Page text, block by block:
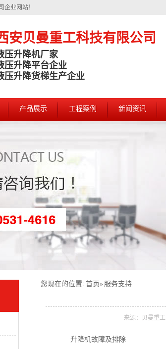
企业网站！
安贝曼重工科技有限公司
压升降机厂家
压升降平台企业
压升降货梯生产企业
产品展示 工程案例 新闻资讯
您现在的位置: 首页» 服务支持
来源：贝曼重工
升降机故障及排除